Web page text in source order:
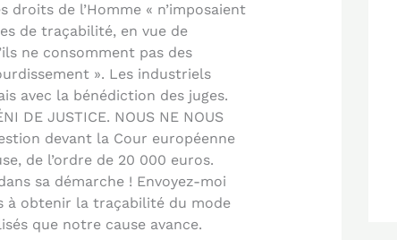
de l’Homme « n’imposaient
de traçabi­lité, en vue de
ne consomment pas des
». Les industriels
avec la bénédiction des juges.
DE JUSTICE. NOUS NE NOUS
devant la Cour européenne
de l’ordre de 20 000 euros.
sa démarche ! Envoyez-moi
à obtenir la traçabilité du mode
que notre cause avance.